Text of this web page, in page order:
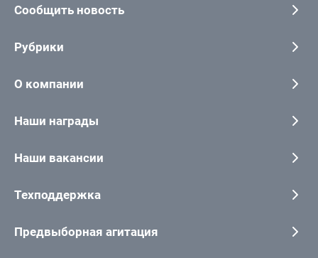
Сообщить новость
Рубрики
О компании
Наши награды
Наши вакансии
Техподдержка
Предвыборная агитация